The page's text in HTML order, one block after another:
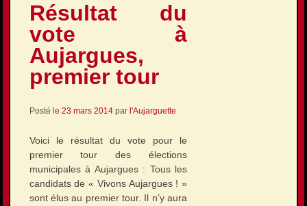
Résultat du
vote à
Aujargues,
premier tour
Posté le 23 mars 2014par l'Aujarguette
Voici le résultat du vote pour le
premier tour des élections
municipales à Aujargues : Tous les
candidats de « Vivons Aujargues ! »
sont élus au premier tour. Il n’y aura